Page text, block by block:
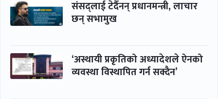
संसद्लाई टेर्दैनन् प्रधानमन्त्री, लाचार
छन् सभामुख
‘अस्थायी प्रकृतिको अध्यादेशले ऐनको
व्यवस्था विस्थापित गर्न सक्दैन’